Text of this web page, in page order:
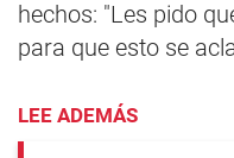
hechos: "Les pido
para que esto se
LEE ADEMÁS